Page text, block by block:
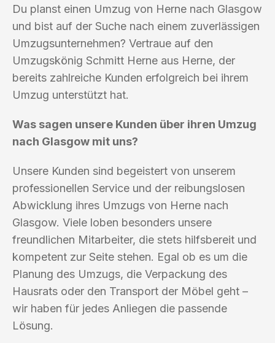
Du planst einen Umzug von Herne nach Glasgow
und bist auf der Suche nach einem zuverlässigen
Umzugsunternehmen? Vertraue auf den
Umzugskönig Schmitt Herne aus Herne, der
bereits zahlreiche Kunden erfolgreich bei ihrem
Umzug unterstützt hat.
Was sagen unsere Kunden über ihren Umzug
nach Glasgow mit uns?
Unsere Kunden sind begeistert von unserem
professionellen Service und der reibungslosen
Abwicklung ihres Umzugs von Herne nach
Glasgow. Viele loben besonders unsere
freundlichen Mitarbeiter, die stets hilfsbereit und
kompetent zur Seite stehen. Egal ob es um die
Planung des Umzugs, die Verpackung des
Hausrats oder den Transport der Möbel geht –
wir haben für jedes Anliegen die passende
Lösung.